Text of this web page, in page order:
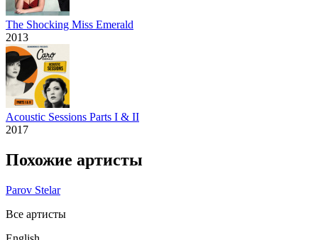
The Shocking Miss Emerald
2013
Acoustic Sessions Parts I & II
2017
Похожие артисты
Parov Stelar
Все артисты